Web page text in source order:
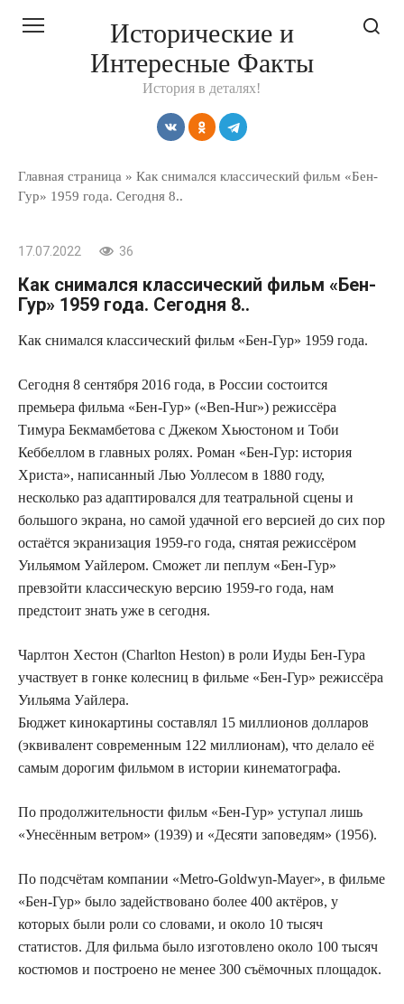
Исторические и
Интересные Факты
История в деталях!
Главная страница » Как снимался классический фильм «Бен-
Гур» 1959 года. Сегодня 8..
17.07.2022 36
Как снимался классический фильм «Бен-
Гур» 1959 года. Сегодня 8..
Как снимался классический фильм «Бен-Гур» 1959 года.
Сегодня 8 сентября 2016 года, в России состоится
премьера фильма «Бен-Гур» («Ben-Hur») режиссёра
Тимура Бекмамбетова с Джеком Хьюстоном и Тоби
Кеббеллом в главных ролях. Роман «Бен-Гур: история
Христа», написанный Лью Уоллесом в 1880 году,
несколько раз адаптировался для театральной сцены и
большого экрана, но самой удачной его версией до сих пор
остаётся экранизация 1959-го года, снятая режиссёром
Уильямом Уайлером. Сможет ли пеплум «Бен-Гур»
превзойти классическую версию 1959-го года, нам
предстоит знать уже в сегодня.
Чарлтон Хестон (Charlton Heston) в роли Иуды Бен-Гура
участвует в гонке колесниц в фильме «Бен-Гур» режиссёра
Уильяма Уайлера.
Бюджет кинокартины составлял 15 миллионов долларов
(эквивалент современным 122 миллионам), что делало её
самым дорогим фильмом в истории кинематографа.
По продолжительности фильм «Бен-Гур» уступал лишь
«Унесённым ветром» (1939) и «Десяти заповедям» (1956).
По подсчётам компании «Metro-Goldwyn-Mayer», в фильме
«Бен-Гур» было задействовано более 400 актёров, у
которых были роли со словами, и около 10 тысяч
статистов. Для фильма было изготовлено около 100 тысяч
костюмов и построено не менее 300 съёмочных площадок.